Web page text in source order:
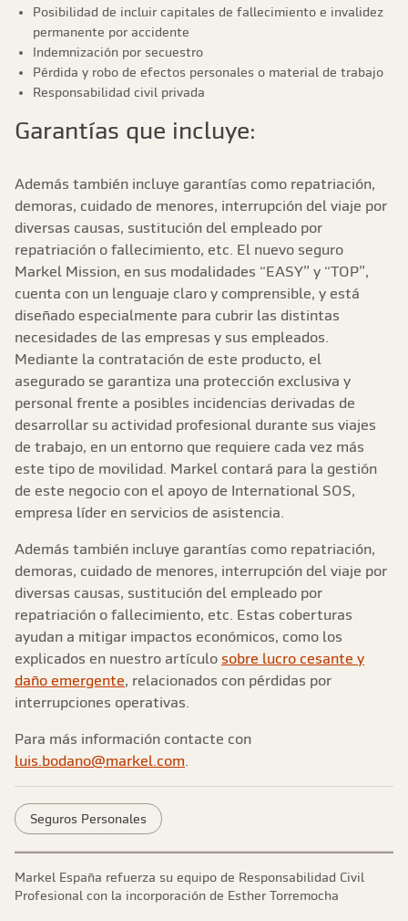
Posibilidad de incluir capitales de fallecimiento e invalidez
permanente por accidente
Indemnización por secuestro
Pérdida y robo de efectos personales o material de trabajo
Responsabilidad civil privada
Garantías que incluye:
Además también incluye garantías como repatriación,
demoras, cuidado de menores, interrupción del viaje por
diversas causas, sustitución del empleado por
repatriación o fallecimiento, etc. El nuevo seguro
Markel Mission, en sus modalidades “EASY” y “TOP”,
cuenta con un lenguaje claro y comprensible, y está
diseñado especialmente para cubrir las distintas
necesidades de las empresas y sus empleados.
Mediante la contratación de este producto, el
asegurado se garantiza una protección exclusiva y
personal frente a posibles incidencias derivadas de
desarrollar su actividad profesional durante sus viajes
de trabajo, en un entorno que requiere cada vez más
este tipo de movilidad. Markel contará para la gestión
de este negocio con el apoyo de International SOS,
empresa líder en servicios de asistencia.
Además también incluye garantías como repatriación,
demoras, cuidado de menores, interrupción del viaje por
diversas causas, sustitución del empleado por
repatriación o fallecimiento, etc. Estas coberturas
ayudan a mitigar impactos económicos, como los
explicados en nuestro artículo sobre lucro cesante y
daño emergente, relacionados con pérdidas por
interrupciones operativas.
Para más información contacte con
luis.bodano@markel.com
Seguros Personales
Markel España refuerza su equipo de Responsabilidad Civil
Profesional con la incorporación de Esther Torremocha